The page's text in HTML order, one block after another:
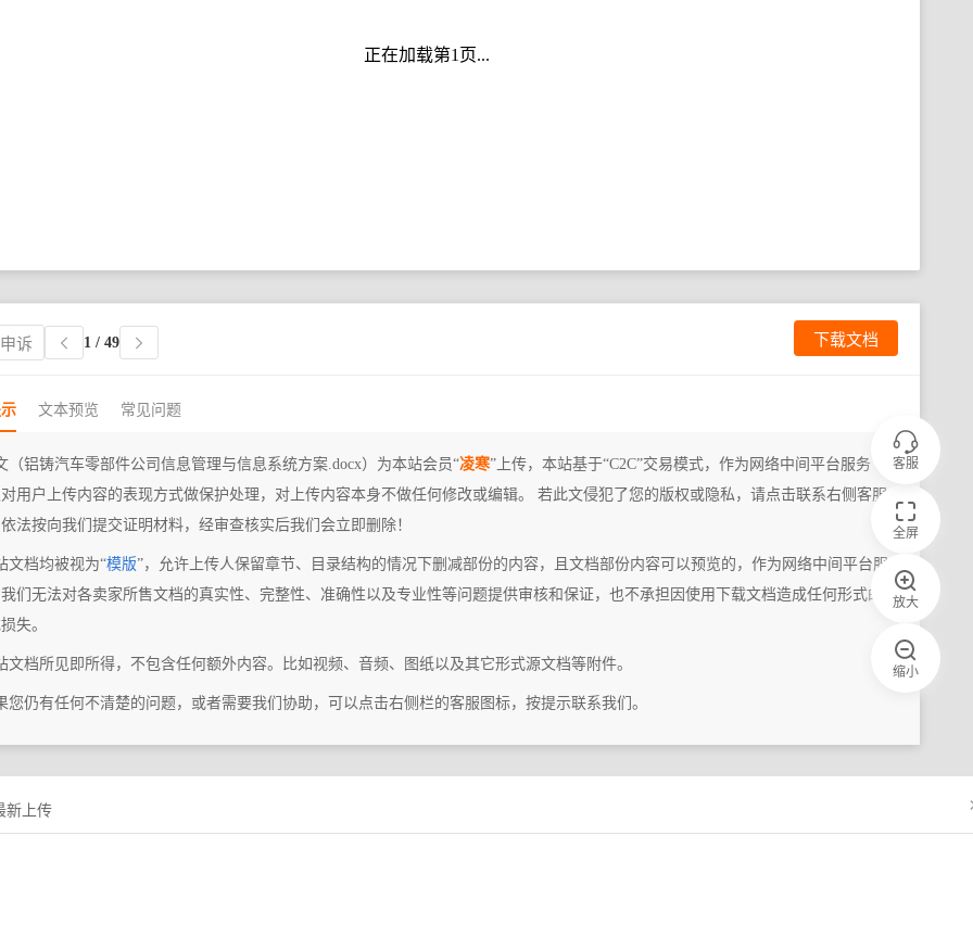
正在加载第1页...
客服
全屏
放大
缩小
诉 1 / 49 下载文档
文本预览 常见问题
（铝铸汽车零部件公司信息管理与信息系统方案.docx）为本站会员“凌寒”上传，本站基于“C2C”交易模式，作为网络中间平台服务
用户上传内容的表现方式做保护处理，对上传内容本身不做任何修改或编辑。 若此文侵犯了您的版权或隐私，请点击联系右侧客服
法按向我们提交证明材料，经审查核实后我们会立即删除！
文档均被视为“模版”，允许上传人保留章节、目录结构的情况下删减部份的内容，且文档部份内容可以预览的，作为网络中间平台服
们无法对各卖家所售文档的真实性、完整性、准确性以及专业性等问题提供审核和保证，也不承担因使用下载文档造成任何形式的
失。
文档所见即所得，不包含任何额外内容。比如视频、音频、图纸以及其它形式源文档等附件。
您仍有任何不清楚的问题，或者需要我们协助，可以点击右侧栏的客服图标，按提示联系我们。
新上传